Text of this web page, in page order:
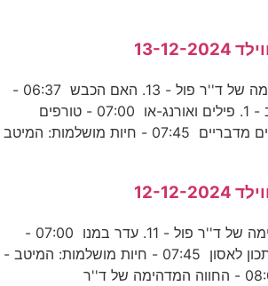
2024
06:16 - החווה המדהימה של ד''ר פול - 13. האם הכבש 06:37 -
חיות מושלמות: המיטב - 1. פילים ואורנג-או 07:00 - טורפים
באפריקה 8 - 2. רוצחים מדבריים 07:45 - חיות מושלמות: המיטב
2024
06:37 - החווה המדהימה של ד''ר פול - 11. עדר במנו 07:00 -
נחשים בעיר 3 - 5. מתכון לאסון 07:45 - חיות מושלמות: המיטב -